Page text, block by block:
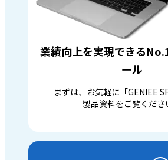
業績向上を実現できる
ール
まずは、お気軽に「GENIEE
製品資料をご覧くださ